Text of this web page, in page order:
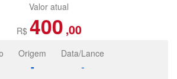
Valor atual
R$ 400 ,00
Origem
-
Data/Lance
-